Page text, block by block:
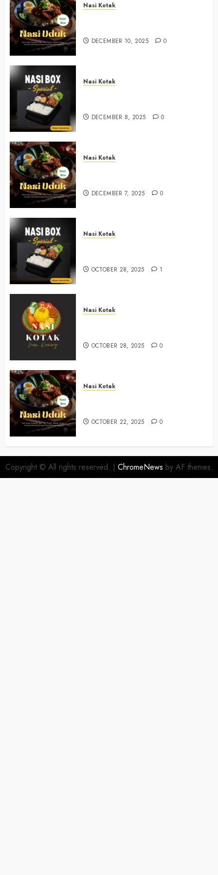
Nasi Kotak
DECEMBER 10, 2025 0
Nasi Kotak
DECEMBER 8, 2025 0
Nasi Kotak
DECEMBER 7, 2025 0
Nasi Kotak
OCTOBER 28, 2025 1
Nasi Kotak
OCTOBER 28, 2025 0
Nasi Kotak
OCTOBER 22, 2025 0
Copyright © All rights reserved. | ChromeNews by AF themes.